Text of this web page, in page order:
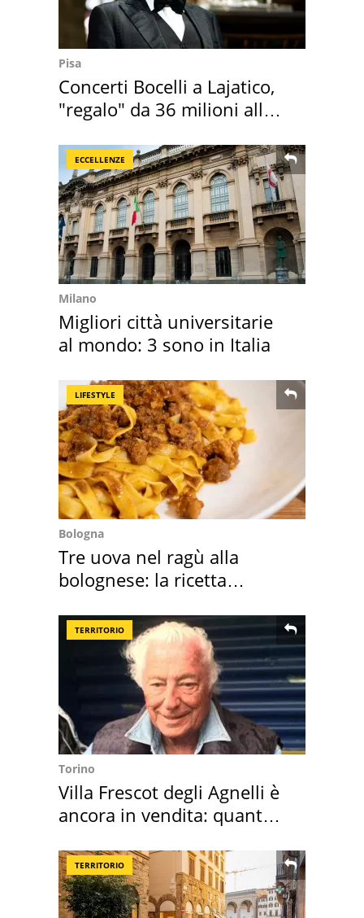
Pisa
Concerti Bocelli a Lajatico,
"regalo" da 36 milioni alla
ECCELLENZE
Milano
Migliori città universitarie
al mondo: 3 sono in Italia
LIFESTYLE
Bologna
Tre uova nel ragù alla
bolognese: la ricetta
TERRITORIO
Torino
Villa Frescot degli Agnelli è
ancora in vendita: quanto
TERRITORIO